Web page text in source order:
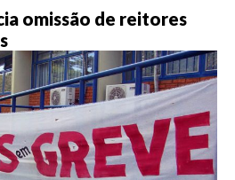
omissão de reitores